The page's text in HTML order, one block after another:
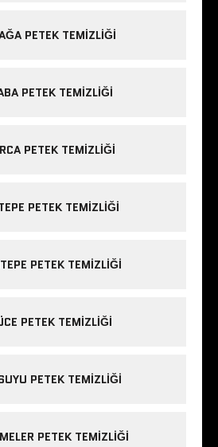
PETEK TEMIZLIĞI
PETEK TEMIZLIĞI
PETEK TEMIZLIĞI
PETEK TEMIZLIĞI
PETEK TEMIZLIĞI
PETEK TEMIZLIĞI
PETEK TEMIZLIĞI
PETEK TEMIZLIĞI